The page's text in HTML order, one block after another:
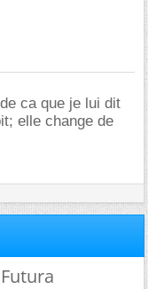
ca que je lui dit
elle change de